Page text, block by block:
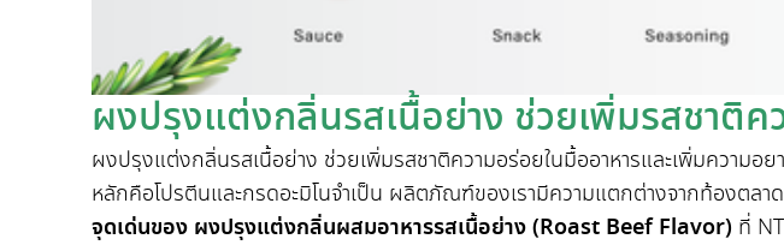
ผงปรุงแต่งกลิ่นรสเนื้อย่าง ช่วยเพิ่มรสชาติค
ผงปรุงแต่งกลิ่นรสเนื้อย่าง ช่วยเพิ่มรสชาติความอร่อยในมื้ออาหารและเพิ่มความ
หลักคือโปรตีนและกรดอะมิโนจำเป็น ผลิตภัณฑ์ของเรามีความแตกต่างจากท้องตล
จุดเด่นของ ผงปรุงแต่งกลิ่นผสมอาหารรสเนื้อย่าง (Roast Beef Flavor) ที่